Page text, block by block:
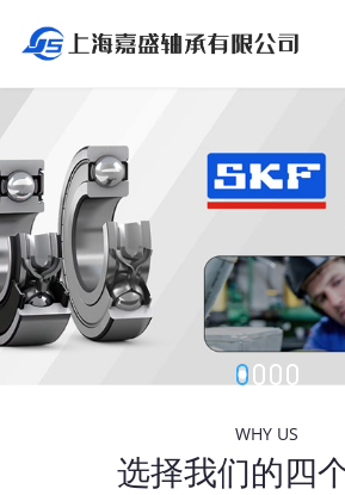
WHY US
选择我们的四